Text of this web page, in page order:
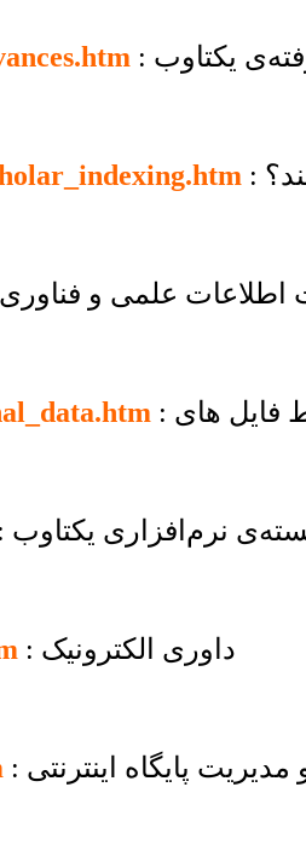
یکتاوب
اطلاعات علمی و فناوری
نرم‌افزاری یکتاوب
: داوری الکترونیک
پایگاه اینترنتی